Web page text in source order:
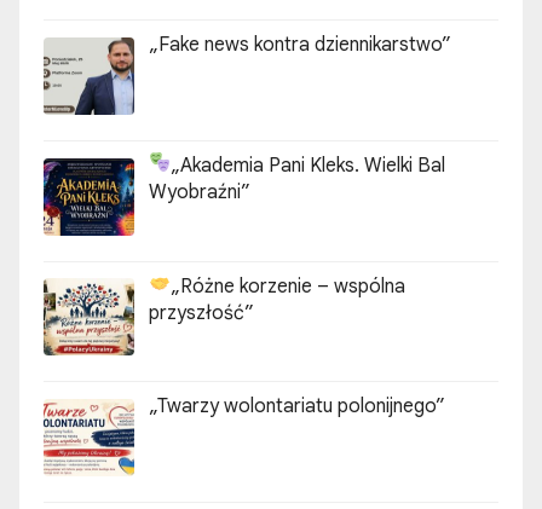
„Fake news kontra dziennikarstwo”
„Akademia Pani Kleks. Wielki Bal
Wyobraźni”
„Różne korzenie – wspólna
przyszłość”
„Twarzy wolontariatu polonijnego”